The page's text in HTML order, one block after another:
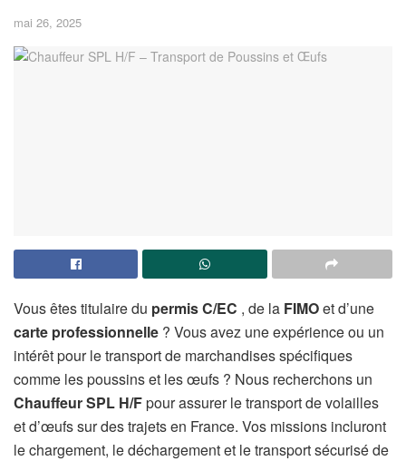
mai 26, 2025
Vous êtes titulaire du permis C/EC , de la FIMOet d’une
carte professionnelle ? Vous avez une expérience ou un
intérêt pour le transport de marchandises spécifiques
comme les poussins et les œufs ? Nous recherchons un
Chauffeur SPL H/Fpour assurer le transport de volailles
et d’œufs sur des trajets en France. Vos missions incluront
le chargement, le déchargement et le transport sécurisé de